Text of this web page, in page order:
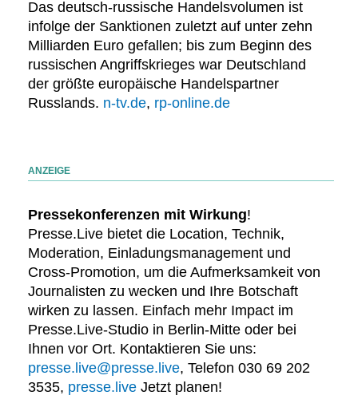
Das deutsch-russische Handelsvolumen ist
infolge der Sanktionen zuletzt auf unter zehn
Milliarden Euro gefallen; bis zum Beginn des
russischen Angriffskrieges war Deutschland
der größte europäische Handelspartner
Russlands. n-tv.de, rp-online.de
ANZEIGE
Pressekonferenzen mit Wirkung!
Presse.Live bietet die Location, Technik,
Moderation, Einladungsmanagement und
Cross-Promotion, um die Aufmerksamkeit von
Journalisten zu wecken und Ihre Botschaft
wirken zu lassen. Einfach mehr Impact im
Presse.Live-Studio in Berlin-Mitte oder bei
Ihnen vor Ort. Kontaktieren Sie uns:
presse.live@presse.live, Telefon 030 69 202
3535, presse.live Jetzt planen!